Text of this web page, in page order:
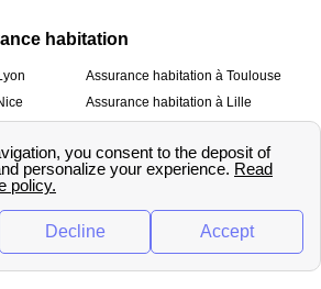
habitation
Assurance habitation à Toulouse
Assurance habitation à Lille
Mentions légales